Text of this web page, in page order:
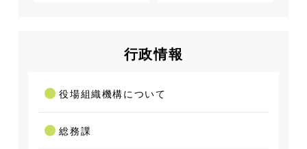
行政情報
役場組織機構について
総務課